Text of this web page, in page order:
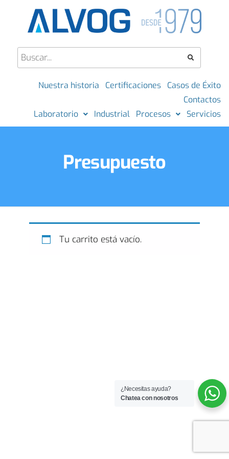
Nuestra historia Certificaciones
Casos de Éxito
Contactos
Laboratorio
Industrial Procesos Servicios
Presupuesto
Tu carrito está vacío.
¿Necesitas ayuda?
Chatea con nosotros